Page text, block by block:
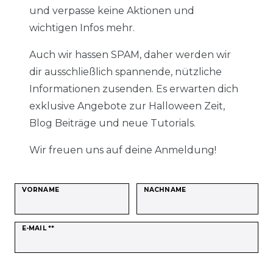
und verpasse keine Aktionen und
wichtigen Infos mehr.
Auch wir hassen SPAM, daher werden wir
dir ausschließlich spannende, nützliche
Informationen zusenden. Es erwarten dich
exklusive Angebote zur Halloween Zeit,
Blog Beiträge und neue Tutorials.
Wir freuen uns auf deine Anmeldung!
VORNAME NACHNAME
E-MAIL **
Newsletter